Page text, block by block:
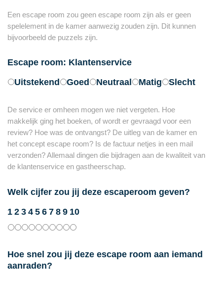
Een escape room zou geen escape room zijn als er geen
spelelement in de kamer aanwezig zouden zijn. Dit kunnen
bijvoorbeeld de puzzels zijn.
Escape room: Klantenservice
Uitstekend
Goed Neutraal Matig Slecht
De service er omheen mogen we niet vergeten. Hoe
makkelijk ging het boeken, of wordt er gevraagd voor een
review? Hoe was de ontvangst? De uitleg van de kamer en
het concept escape room? Is de factuur netjes in een mail
verzonden? Allemaal dingen die bijdragen aan de kwaliteit van
de klantenservice en gastheerschap.
Welk cijfer zou jij deze escaperoom geven?
1 2 3 4 5 6 7 8 9 10
Hoe snel zou jij deze escape room aan iemand
aanraden?